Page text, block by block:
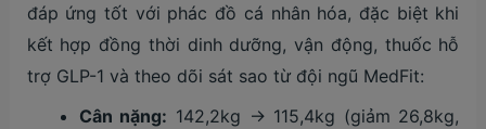
đáp ứng tốt với phác đồ cá nhân hóa, đặc biệt khi
kết hợp đồng thời dinh dưỡng, vận động, thuốc hỗ
trợ GLP-1 và theo dõi sát sao từ đội ngũ MedFit:
Cân nặng: 142,2kg → 115,4kg (giảm 26,8kg,